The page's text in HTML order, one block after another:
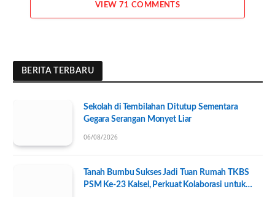
VIEW 71 COMMENTS
BERITA TERBARU
Sekolah di Tembilahan Ditutup Sementara
Gegara Serangan Monyet Liar
06/08/2026
Tanah Bumbu Sukses Jadi Tuan Rumah TKBS
PSM Ke-23 Kalsel, Perkuat Kolaborasi untuk